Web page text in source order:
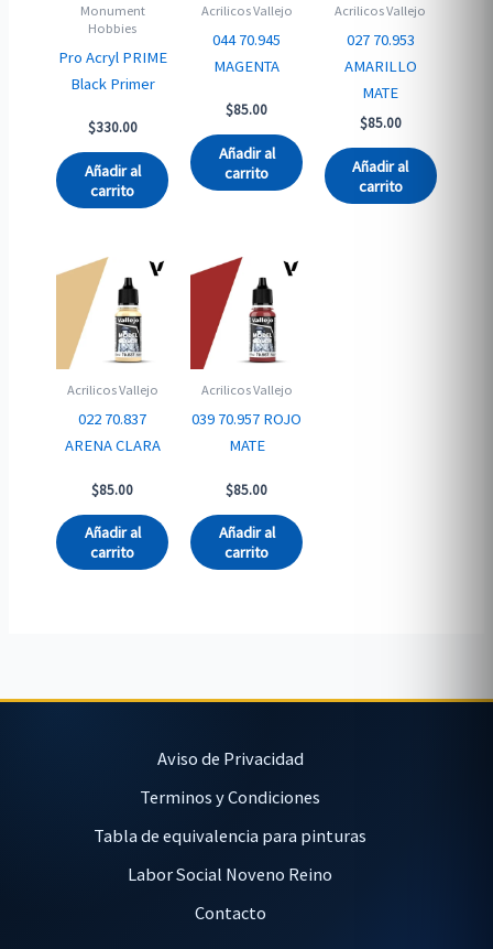
Monument
Hobbies
Pro Acryl PRIME
Black Primer
$330.00
Añadir al
carrito
Acrilicos Vallejo
044 70.945
MAGENTA
$85.00
Añadir al
carrito
Acrilicos Vallejo
027 70.953
AMARILLO
MATE
$85.00
Añadir al
carrito
Acrilicos Vallejo
022 70.837
ARENA CLARA
$85.00
Añadir al
carrito
Acrilicos Vallejo
039 70.957 ROJO
MATE
$85.00
Añadir al
carrito
Aviso de Privacidad
Terminos y Condiciones
Tabla de equivalencia para pinturas
Labor Social Noveno Reino
Contacto